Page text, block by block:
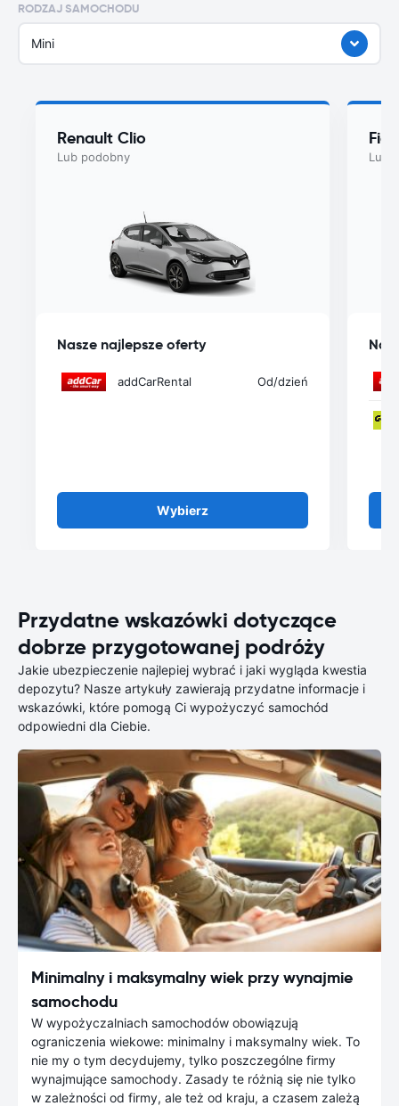
RODZAJ SAMOCHODU
Mini
Renault Clio
Lub podobny
Nasze najlepsze oferty
addCarRental Od/dzień
Wybierz
Lub
Przydatne wskazówki dotyczące
dobrze przygotowanej podróży
Jakie ubezpieczenie najlepiej wybrać i jaki wygląda kwestia
depozytu? Nasze artykuły zawierają przydatne informacje i
wskazówki, które pomogą Ci wypożyczyć samochód
odpowiedni dla Ciebie.
Minimalny i maksymalny wiek przy wynajmie
samochodu
W wypożyczalniach samochodów obowiązują
ograniczenia wiekowe: minimalny i maksymalny wiek. To
nie my o tym decydujemy, tylko poszczególne firmy
wynajmujące samochody. Zasady te różnią się nie tylko
w zależności od firmy, ale też od kraju, a czasem zależą